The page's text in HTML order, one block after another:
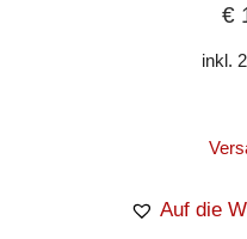
€
inkl.
Auf die